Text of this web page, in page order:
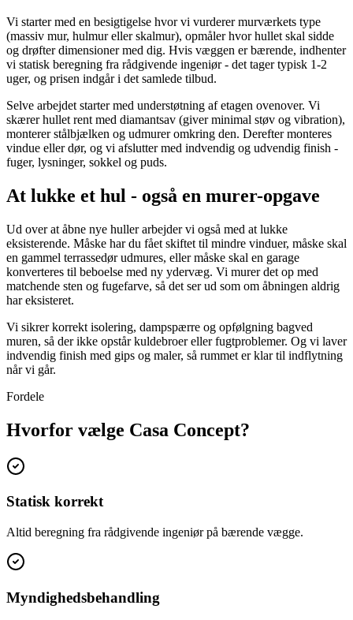
Vi starter med en besigtigelse hvor vi vurderer murværkets type
(massiv mur, hulmur eller skalmur), opmåler hvor hullet skal sidde
og drøfter dimensioner med dig. Hvis væggen er bærende, indhenter
vi statisk beregning fra rådgivende ingeniør - det tager typisk 1-2
uger, og prisen indgår i det samlede tilbud.
Selve arbejdet starter med understøtning af etagen ovenover. Vi
skærer hullet rent med diamantsav (giver minimal støv og vibration),
monterer stålbjælken og udmurer omkring den. Derefter monteres
vindue eller dør, og vi afslutter med indvendig og udvendig finish -
fuger, lysninger, sokkel og puds.
At lukke et hul - også en murer-opgave
Ud over at åbne nye huller arbejder vi også med at lukke
eksisterende. Måske har du fået skiftet til mindre vinduer, måske skal
en gammel terrassedør udmures, eller måske skal en garage
konverteres til beboelse med ny ydervæg. Vi murer det op med
matchende sten og fugefarve, så det ser ud som om åbningen aldrig
har eksisteret.
Vi sikrer korrekt isolering, dampspærre og opfølgning bagved
muren, så der ikke opstår kuldebroer eller fugtproblemer. Og vi laver
indvendig finish med gips og maler, så rummet er klar til indflytning
når vi går.
Fordele
Hvorfor vælge Casa Concept?
Statisk korrekt
Altid beregning fra rådgivende ingeniør på bærende vægge.
Myndighedsbehandling